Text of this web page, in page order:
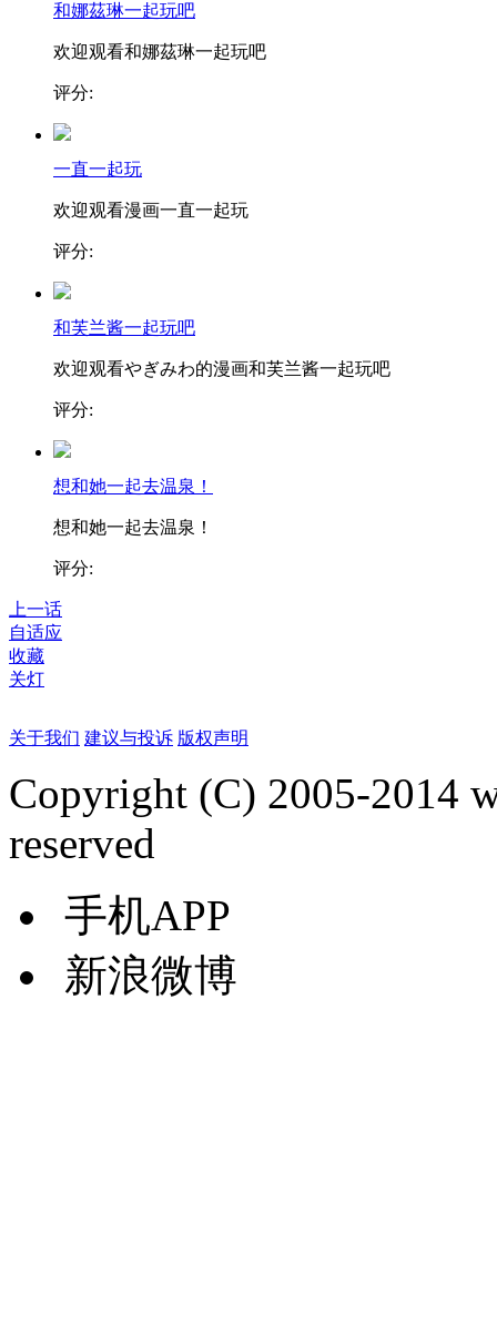
和娜茲琳一起玩吧
欢迎观看和娜茲琳一起玩吧
评分:
一直一起玩
欢迎观看漫画一直一起玩
评分:
和芙兰酱一起玩吧
欢迎观看やぎみわ的漫画和芙兰酱一起玩吧
评分:
想和她一起去温泉！
想和她一起去温泉！
评分:
上一话
自适应
收藏
关灯
关于我们 建议与投诉 版权声明
Copyright (C) 2005-2014
reserved
手机APP
新浪微博